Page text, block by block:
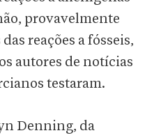
provavelmente
reações a fósseis,
autores de notícias
testaram.
Denning, da